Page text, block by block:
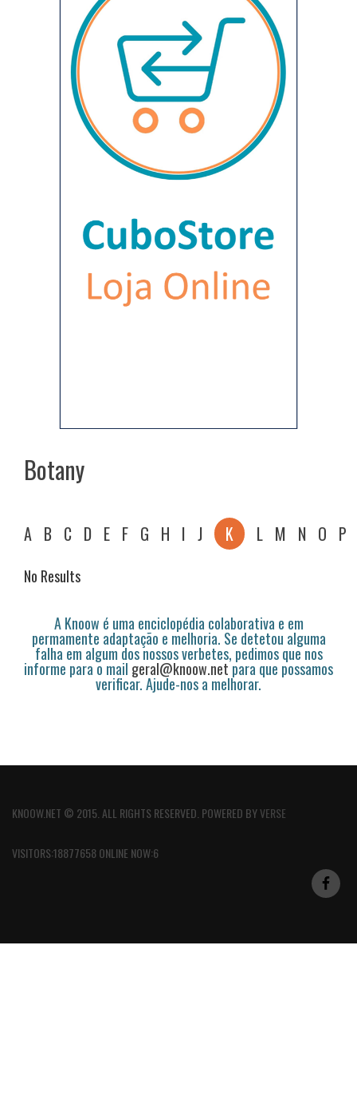
Botany
A B C D E F G H I J K L M N O P
No Results
A Knoow é uma enciclopédia colaborativa e em
permamente adaptação e melhoria. Se detetou alguma
falha em algum dos nossos verbetes, pedimos que nos
informe para o mail geral@knoow.netpara que possamos
verificar. Ajude-nos a melhorar.
KNOOW.NET © 2015. ALL RIGHTS RESERVED. POWERED BYVERSE
VISITORS:18877658 ONLINE NOW:6